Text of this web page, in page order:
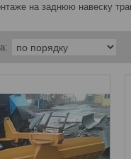
на заднюю навеску